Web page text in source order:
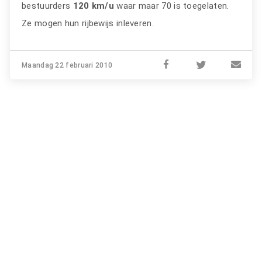
bestuurders 120 km/u waar maar 70 is toegelaten.
Ze mogen hun rijbewijs inleveren.
Maandag 22 februari 2010